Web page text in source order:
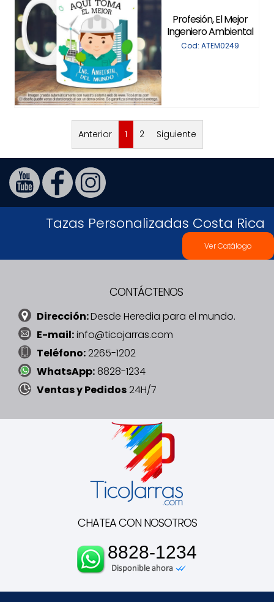
Profesión, El Mejor
Ingeniero Ambiental
Cod: ATEM0249
Anterior 1 2 Siguiente
Tazas Personalizadas Costa Rica
Ver Catálogo
CONTÁCTENOS
Dirección:Desde Heredia para el mundo.
E-mail:info@ticojarras.com
Teléfono:2265-1202
WhatsApp:8828-1234
Ventas y Pedidos24H/7
CHATEA CON NOSOTROS
8828-1234